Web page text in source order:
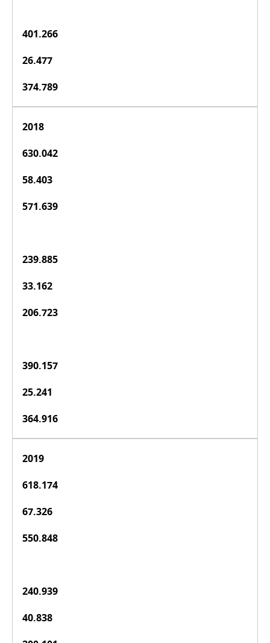
401.266
26.477
374.789
2018
630.042
58.403
571.639
239.885
33.162
206.723
390.157
25.241
364.916
2019
618.174
67.326
550.848
240.939
40.838